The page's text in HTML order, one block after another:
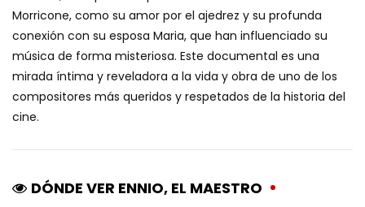
Morricone, como su amor por el ajedrez y su profunda
conexión con su esposa Maria, que han influenciado su
música de forma misteriosa. Este documental es una
mirada íntima y reveladora a la vida y obra de uno de los
compositores más queridos y respetados de la historia del
cine.
DÓNDE VER ENNIO, EL MAESTRO